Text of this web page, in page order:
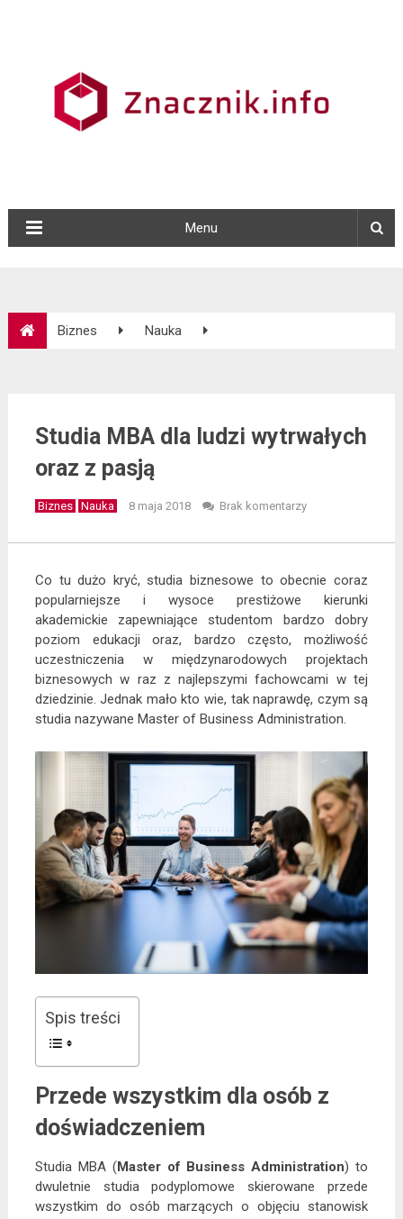
Menu
Biznes Nauka
Studia MBA dla ludzi wytrwałych
oraz z pasją
Biznes Nauka 8 maja 2018 Brak komentarzy
Co tu dużo kryć, studia biznesowe to obecnie coraz
popularniejsze i wysoce prestiżowe kierunki
akademickie zapewniające studentom bardzo dobry
poziom edukacji oraz, bardzo często, możliwość
uczestniczenia w międzynarodowych projektach
biznesowych w raz z najlepszymi fachowcami w tej
dziedzinie. Jednak mało kto wie, tak naprawdę, czym są
studia nazywane Master of Business Administration.
Spis treści
Przede wszystkim dla osób z
doświadczeniem
Studia MBA (Master of Business Administration) to
dwuletnie studia podyplomowe skierowane przede
wszystkim do osób marzących o objęciu stanowisk